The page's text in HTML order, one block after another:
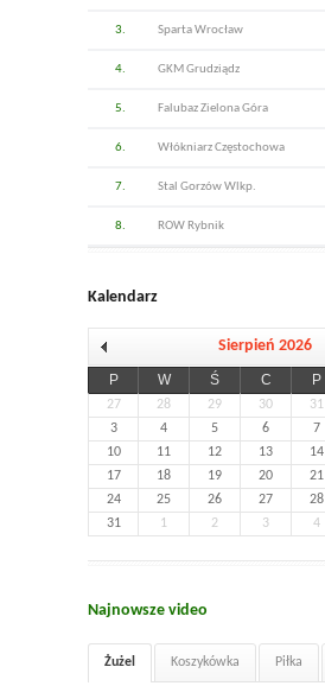
3. Sparta Wrocław
4. GKM Grudziądz
5. Falubaz Zielona Góra
6. Włókniarz Częstochowa
7. Stal Gorzów Wlkp.
8. ROW Rybnik
Kalendarz
Sierpień 2026
P W Ś C P
27 28 29 30 31
3
4 5 6 7
10
11 12 13 14
17
18 19 20 21
24
25 26 27 28
31
1 2 3 4
Najnowsze video
Żużel Koszykówka Piłka